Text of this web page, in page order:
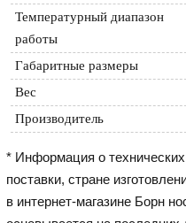
Температурный диапазон
работы
Габаритные размеры
Вес
Производитель
* Информация о
поставки, стране
в интернет-магазине Борн